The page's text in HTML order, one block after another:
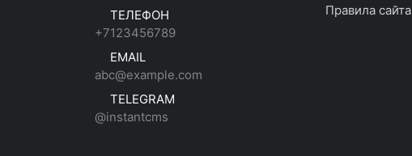
ТЕЛЕФОН
+7123456789
EMAIL
abc@example.com
TELEGRAM
@instantcms
Правила сайта